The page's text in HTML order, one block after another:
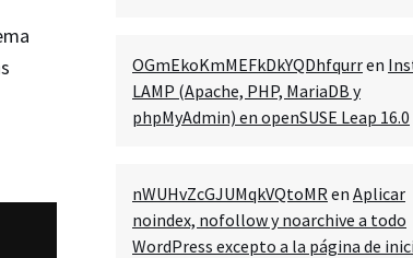
OGmEkoKmMEFkDkYQDhfqurren
LAMP (Apache, PHP, MariaDB y
phpMyAdmin) en openSUSE Leap 16.0
nWUHvZcGJUMqkVQtoMRen Aplicar
noindex, nofollow y noarchive a todo
WordPress excepto a la página de